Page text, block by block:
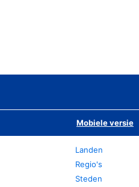
Mobiele versie
Landen
Regio's
Steden